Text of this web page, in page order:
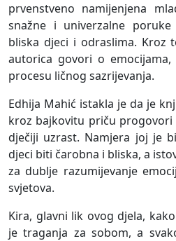
prvenstveno namijenjena
snažne i univerzalne
bliska djeci i odraslima. Kroz
autorica govori o
procesu ličnog sazrijevanja.
Edhija Mahić istakla je da je
kroz bajkovitu priču progovori
dječiji uzrast. Namjera joj je
djeci biti čarobna i bliska, a
za dublje razumijevanje
svjetova.
Kira, glavni lik ovog djela,
je traganja za sobom, a